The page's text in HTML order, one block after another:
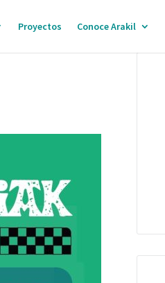
Proyectos Conoce Arakil